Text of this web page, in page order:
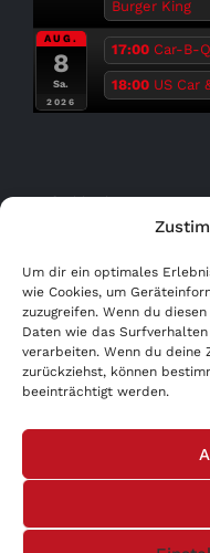
Um dir ein optimales
wie Cookies, um
zuzugreifen. Wenn du
Daten wie das
verarbeiten. Wenn du
zurückziehst, können
beeinträchtigt werden.
Burger King
AUG.
8
Sa.
2026
17:00 Car-B-
18:00 US Car
WERBUNG AB 0,- €!
AGB
Impressum